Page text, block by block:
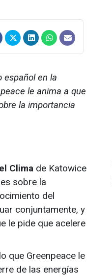
español en la
le anima a que
la importancia
Clima de Katowice
sobre la
del
conjuntamente, y
le pide que acelere
que Greenpeace le
de las energías